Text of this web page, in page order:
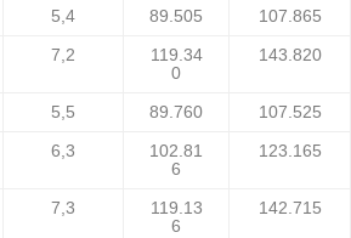
5,4 89.505 107.865
7,2
119.34
0
143.820
5,5 89.760 107.525
6,3
102.81
6
123.165
7,3
119.13
6
142.715